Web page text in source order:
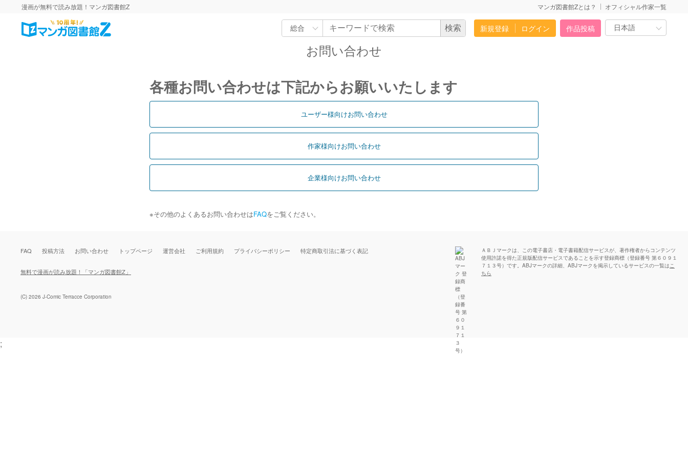
漫画が無料で読み放題！マンガ図書館Z マンガ図書館Zとは？ オフィシャル作家一覧
新規登録 ログイン 作品投稿
お問い合わせ
各種お問い合わせは下記からお願いいたします
ユーザー様向けお問い合わせ
作家様向けお問い合わせ
企業様向けお問い合わせ
※その他のよくあるお問い合わせはFAQをご覧ください。
ＡＢＪマークは、この電子書店・電子書籍配信サービスが、著作権者からコンテンツ
使用許諾を得た正規版配信サービスであることを示す登録商標（登録番号 第６０９１
７１３号）です。ABJマークの詳細、ABJマークを掲示しているサービスの一覧はこ
ちら
FAQ 投稿方法 お問い合わせ トップページ 運営会社 ご利用規約 プライバシーポリシー 特定商取引法に基づく表記
無料で漫画が読み放題！「マンガ図書館Z」
(C) 2026 J-Comic Terracce Corporation
;